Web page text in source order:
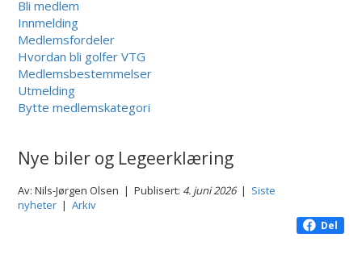
Bli medlem
Innmelding
Medlemsfordeler
Hvordan bli golfer VTG
Medlemsbestemmelser
Utmelding
Bytte medlemskategori
Nye biler og Legeerklæring
Av: Nils-Jørgen Olsen | Publisert: 4. juni 2026| Siste
nyheter |Arkiv
Del